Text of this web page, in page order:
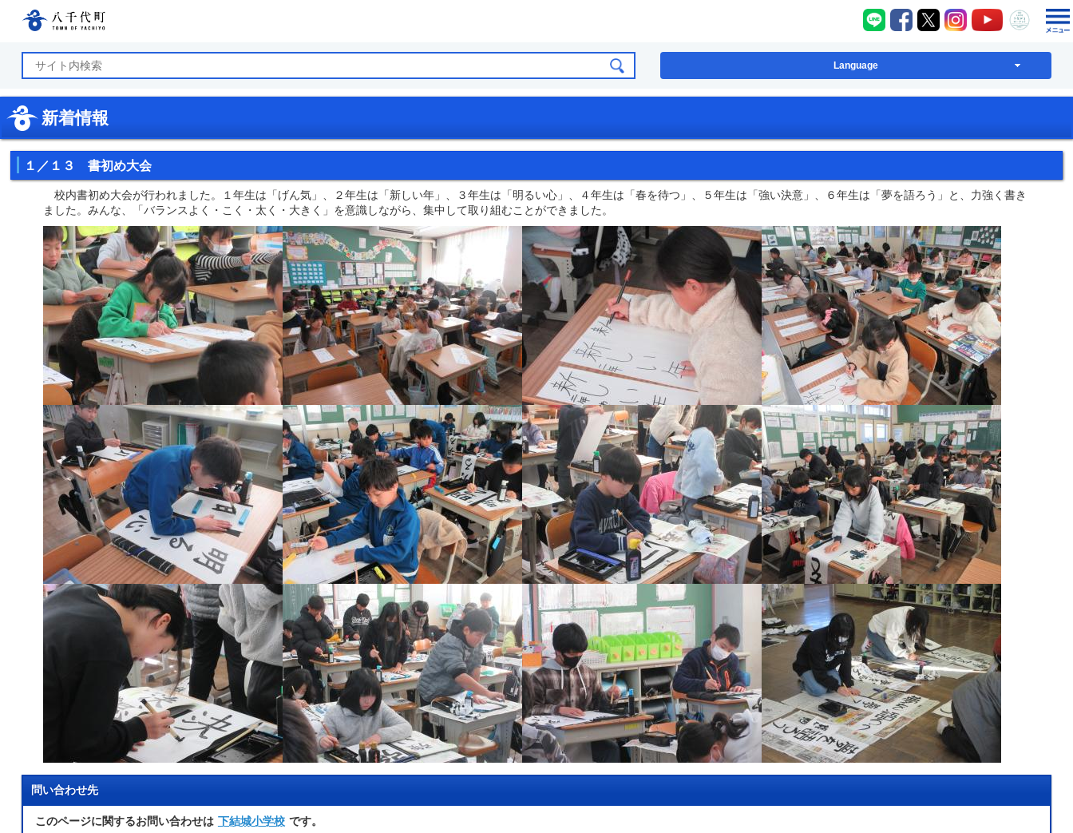
八千代町LINE
八千代町Facebook
八千代町X八千代町Instagram
八千代町八千代
Language
新着情報
１／１３ 書初め大会
校内書初め大会が行われました。１年生は「げん気」、２年生は「新しい年」、３年生は「明るい心」、４年生は「春を待つ」、５年生は「強い決意」、６年生は「夢を語ろう」と、力強く書き
ました。みんな、「バランスよく・こく・太く・大きく」を意識しながら、集中して取り組むことができました。
問い合わせ先
このページに関するお問い合わせは 下結城小学校 です。